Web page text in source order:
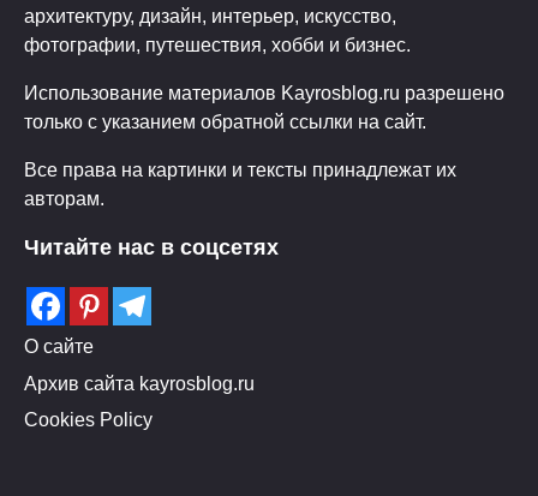
архитектуру, дизайн, интерьер, искусство,
фотографии, путешествия, хобби и бизнес.
Использование материалов Kayrosblog.ru разрешено
только с указанием обратной ссылки на сайт.
Все права на картинки и тексты принадлежат их
авторам.
Читайте нас в соцсетях
О сайте
Архив сайта kayrosblog.ru
Cookies Policy